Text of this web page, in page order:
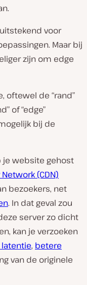
voor
Maar bij
zijn om edge
oftewel de “rand”
of “edge”
bij de
je website gehost
(CDN)
bezoekers, net
. In dat geval zou
server zo dicht
kan je verzoeken
latentie, betere
van de originele